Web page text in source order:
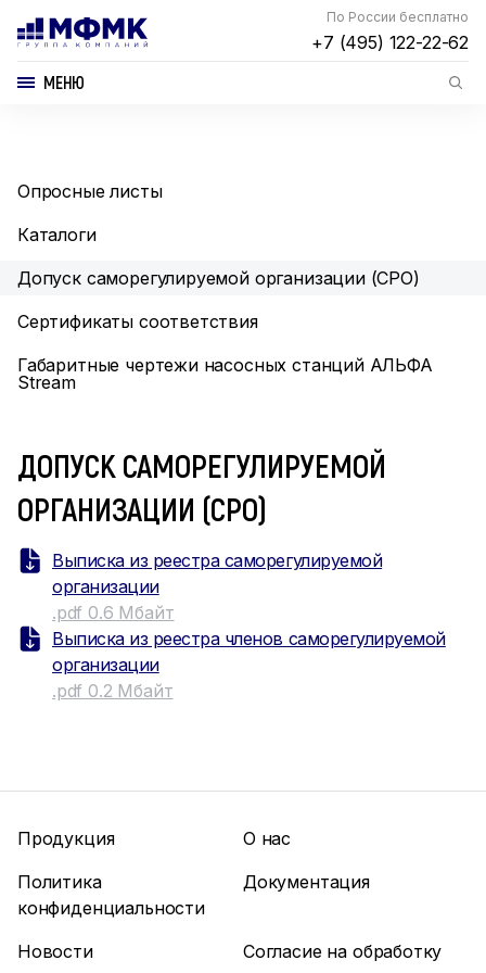
По России бесплатно
+7 (495) 122-22-62
МЕНЮ
Опросные листы
Каталоги
Допуск саморегулируемой организации (СРО)
Сертификаты соответствия
Габаритные чертежи насосных станций АЛЬФА
Stream
ДОПУСК САМОРЕГУЛИРУЕМОЙ
ОРГАНИЗАЦИИ (СРО)
Выписка из реестра саморегулируемой
организации
.pdf 0.6 Мбайт
Выписка из реестра членов саморегулируемой
организации
.pdf 0.2 Мбайт
Продукция
О нас
Политика
конфиденциальности
Документация
Новости
Согласие на обработку